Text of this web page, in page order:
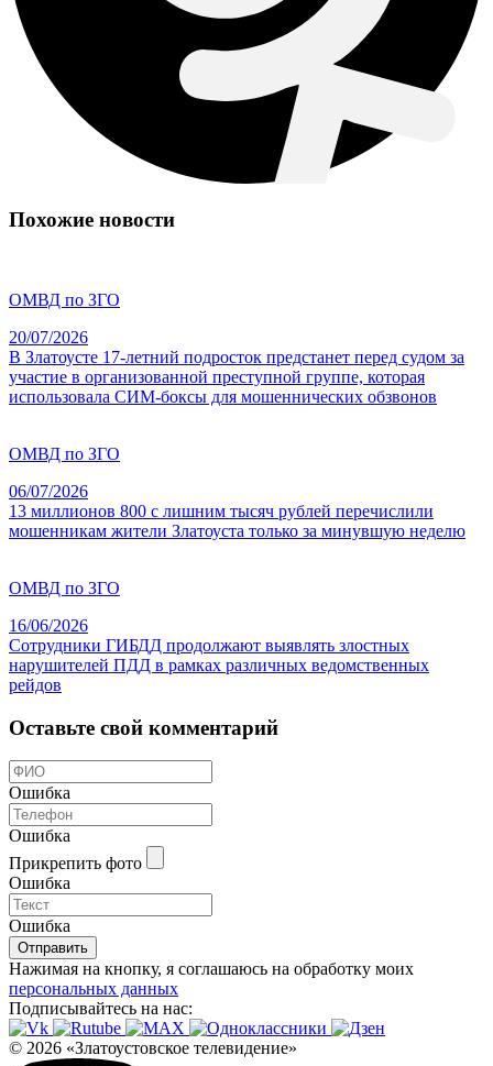
Похожие новости
ОМВД по ЗГО
20/07/2026
В Златоусте 17-летний подросток предстанет перед судом за
участие в организованной преступной группе, которая
использовала СИМ-боксы для мошеннических обзвонов
ОМВД по ЗГО
06/07/2026
13 миллионов 800 с лишним тысяч рублей перечислили
мошенникам жители Златоуста только за минувшую неделю
ОМВД по ЗГО
16/06/2026
Сотрудники ГИБДД продолжают выявлять злостных
нарушителей ПДД в рамках различных ведомственных
рейдов
Оставьте свой комментарий
Ошибка
Ошибка
Прикрепить фото
Ошибка
Ошибка
Отправить
Нажимая на кнопку, я соглашаюсь на обработку моих
персональных данных
Подписывайтесь на нас:
© 2026 «Златоустовское телевидение»